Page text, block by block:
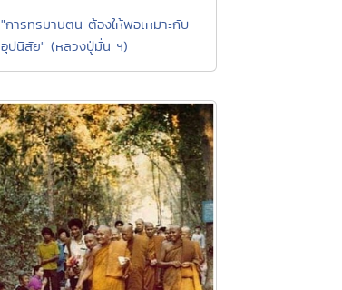
"การทรมานตน ต้องให้พอเหมาะกับ
อุปนิสัย" (หลวงปู่มั่น ฯ)